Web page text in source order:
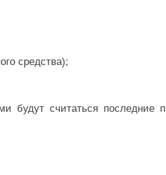
средства);
будут считаться последние